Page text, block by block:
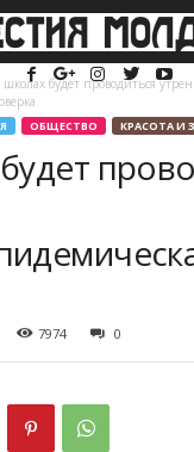
школах будет проводиться
ОБЩЕСТВО КРАСОТА И
7974 0